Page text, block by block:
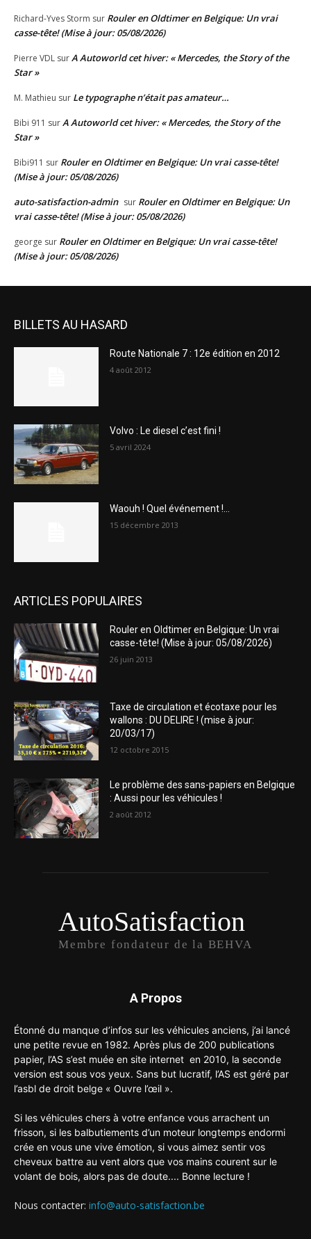
Richard-Yves Storm sur Rouler en Oldtimer en Belgique: Un vrai
casse-tête! (Mise à jour: 05/08/2026)
Pierre VDL surA Autoworld cet hiver: « Mercedes, the Story of the
Star »
M. Mathieu sur Le typographe n’était pas amateur…
Bibi 911 surA Autoworld cet hiver: « Mercedes, the Story of the
Star »
Bibi911 sur Rouler en Oldtimer en Belgique: Un vrai casse-tête!
(Mise à jour: 05/08/2026)
auto-satisfaction-admin sur Rouler en Oldtimer en Belgique: Un
vrai casse-tête! (Mise à jour: 05/08/2026)
george sur Rouler en Oldtimer en Belgique: Un vrai casse-tête!
(Mise à jour: 05/08/2026)
BILLETS AU HASARD
Route Nationale 7 : 12e édition en 2012
4 août 2012
Volvo : Le diesel c’est fini !
5 avril 2024
Waouh ! Quel événement !…
15 décembre 2013
ARTICLES POPULAIRES
Rouler en Oldtimer en Belgique: Un vrai
casse-tête! (Mise à jour: 05/08/2026)
26 juin 2013
Taxe de circulation et écotaxe pour les
wallons : DU DELIRE ! (mise à jour:
20/03/17)
12 octobre 2015
Le problème des sans-papiers en Belgique
: Aussi pour les véhicules !
2 août 2012
AutoSatisfaction
Membre fondateur de la BEHVA
A Propos
Étonné du manque d’infos sur les véhicules anciens, j’ai lancé
une petite revue en 1982. Après plus de 200 publications
papier, l’AS s’est muée en site internet en 2010, la seconde
version est sous vos yeux. Sans but lucratif, l’AS est géré par
l’asbl de droit belge « Ouvre l’œil ».
Si les véhicules chers à votre enfance vous arrachent un
frisson, si les balbutiements d’un moteur longtemps endormi
crée en vous une vive émotion, si vous aimez sentir vos
cheveux battre au vent alors que vos mains courent sur le
volant de bois, alors pas de doute.... Bonne lecture !
Nous contacter: info@auto-satisfaction.be